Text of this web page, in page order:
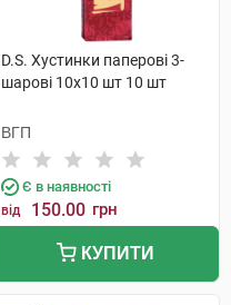
D.S. Хустинки паперові 3-
шарові 10х10 шт 10 шт
ВГП
Є в наявності
від 150.00 грн
КУПИТИ